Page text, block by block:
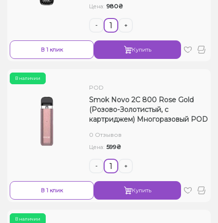
Цена: 980₴
- +
В 1 клик Купить
В наличии
POD
Smok Novo 2C 800 Rose Gold
(Розово-Золотистый, с
картриджем) Многоразовый POD
0 Отзывов
Цена: 599₴
- +
В 1 клик Купить
В наличии